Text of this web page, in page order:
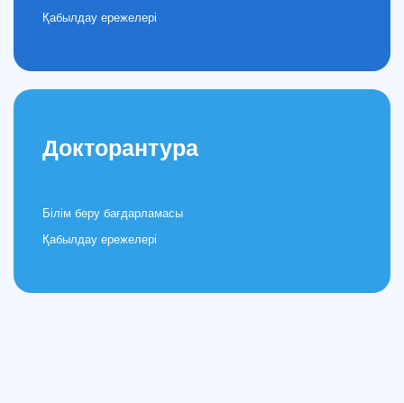
Қабылдау ережелері
Докторантура
Білім беру бағдарламасы
Қабылдау ережелері